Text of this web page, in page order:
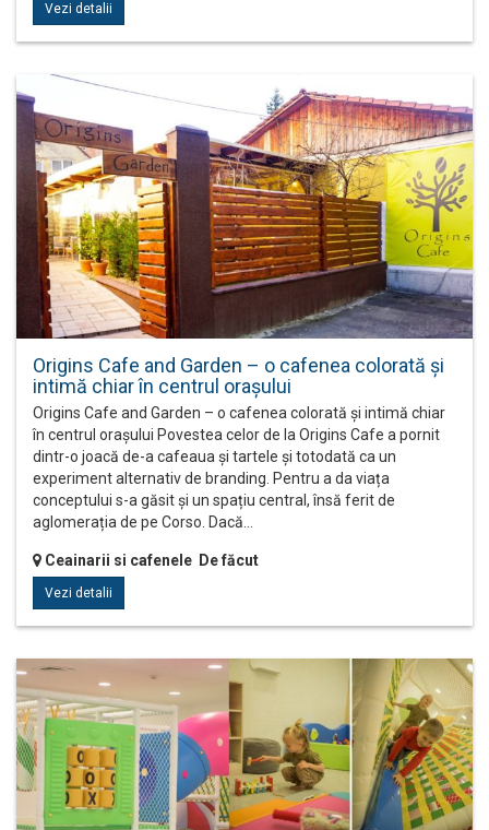
Vezi detalii
Origins Cafe and Garden – o cafenea colorată și
intimă chiar în centrul orașului
Origins Cafe and Garden – o cafenea colorată și intimă chiar
în centrul orașului Povestea celor de la Origins Cafe a pornit
dintr-o joacă de-a cafeaua și tartele și totodată ca un
experiment alternativ de branding. Pentru a da viața
conceptului s-a găsit și un spațiu central, însă ferit de
aglomerația de pe Corso. Dacă…
Ceainarii si cafenele De făcut
Vezi detalii